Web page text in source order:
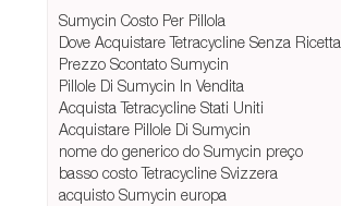
Sumycin Costo Per Pillola
Dove Acquistare Tetracycline Senza Ricetta
Prezzo Scontato Sumycin
Pillole Di Sumycin In Vendita
Acquista Tetracycline Stati Uniti
Acquistare Pillole Di Sumycin
nome do generico do Sumycin preço
basso costo Tetracycline Svizzera
acquisto Sumycin europa